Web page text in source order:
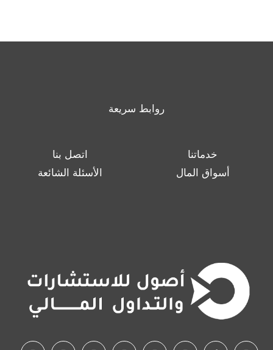
روابط سريعة
خدماتنا
اتصل بنا
أسواق المال
الأسئلة الشائعة